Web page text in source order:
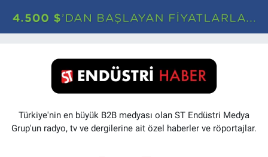
Türkiye'nin en büyük B2B medyası olan ST Endüstri Medya
Grup'un radyo, tv ve dergilerine ait özel haberler ve röportajlar.